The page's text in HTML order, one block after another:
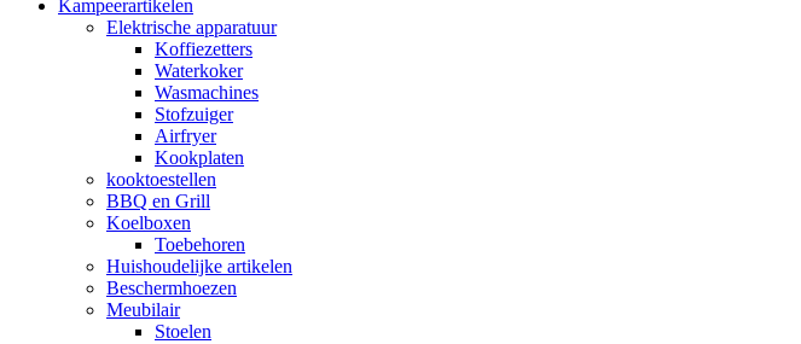
Kampeerartikelen
Elektrische apparatuur
Koffiezetters
Waterkoker
Wasmachines
Stofzuiger
Airfryer
Kookplaten
kooktoestellen
BBQ en Grill
Koelboxen
Toebehoren
Huishoudelijke artikelen
Beschermhoezen
Meubilair
Stoelen